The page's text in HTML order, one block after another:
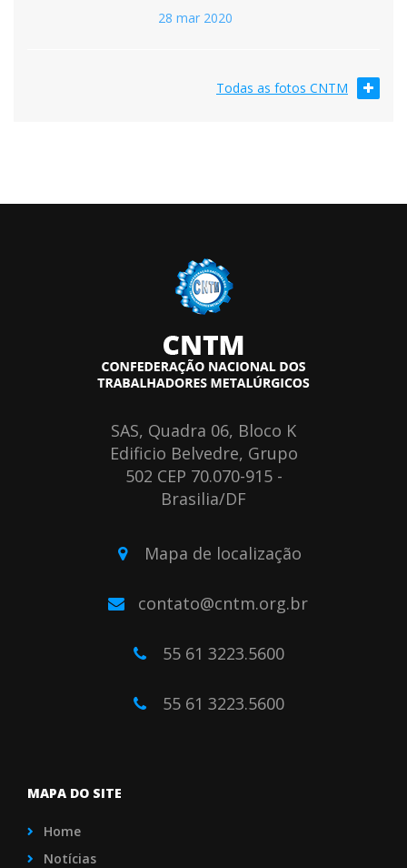
28 mar 2020
Todas as fotos CNTM
SAS, Quadra 06, Bloco K
Edificio Belvedre, Grupo
502 CEP 70.070-915 -
Brasilia/DF
Mapa de localização
contato@cntm.org.br
55 61 3223.5600
55 61 3223.5600
MAPA DO SITE
Home
Notícias